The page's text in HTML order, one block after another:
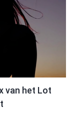
van het Lot